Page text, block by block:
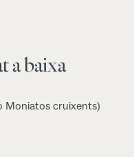
a baixa
Moniatos cruixents)